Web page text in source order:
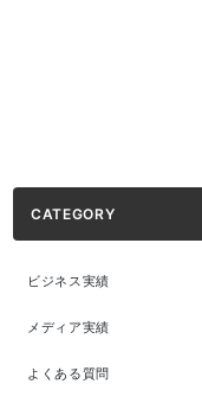
CATEGORY
ビジネス実績
メディア実績
よくある質問